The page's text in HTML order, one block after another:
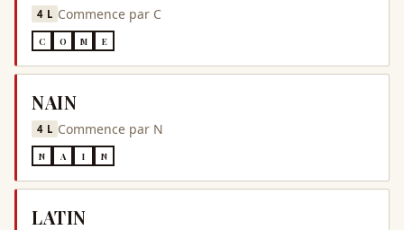
4L Commence par C
C O M E
NAIN
4L Commence par N
N A I N
LATIN